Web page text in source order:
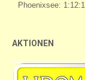
AKTIONEN